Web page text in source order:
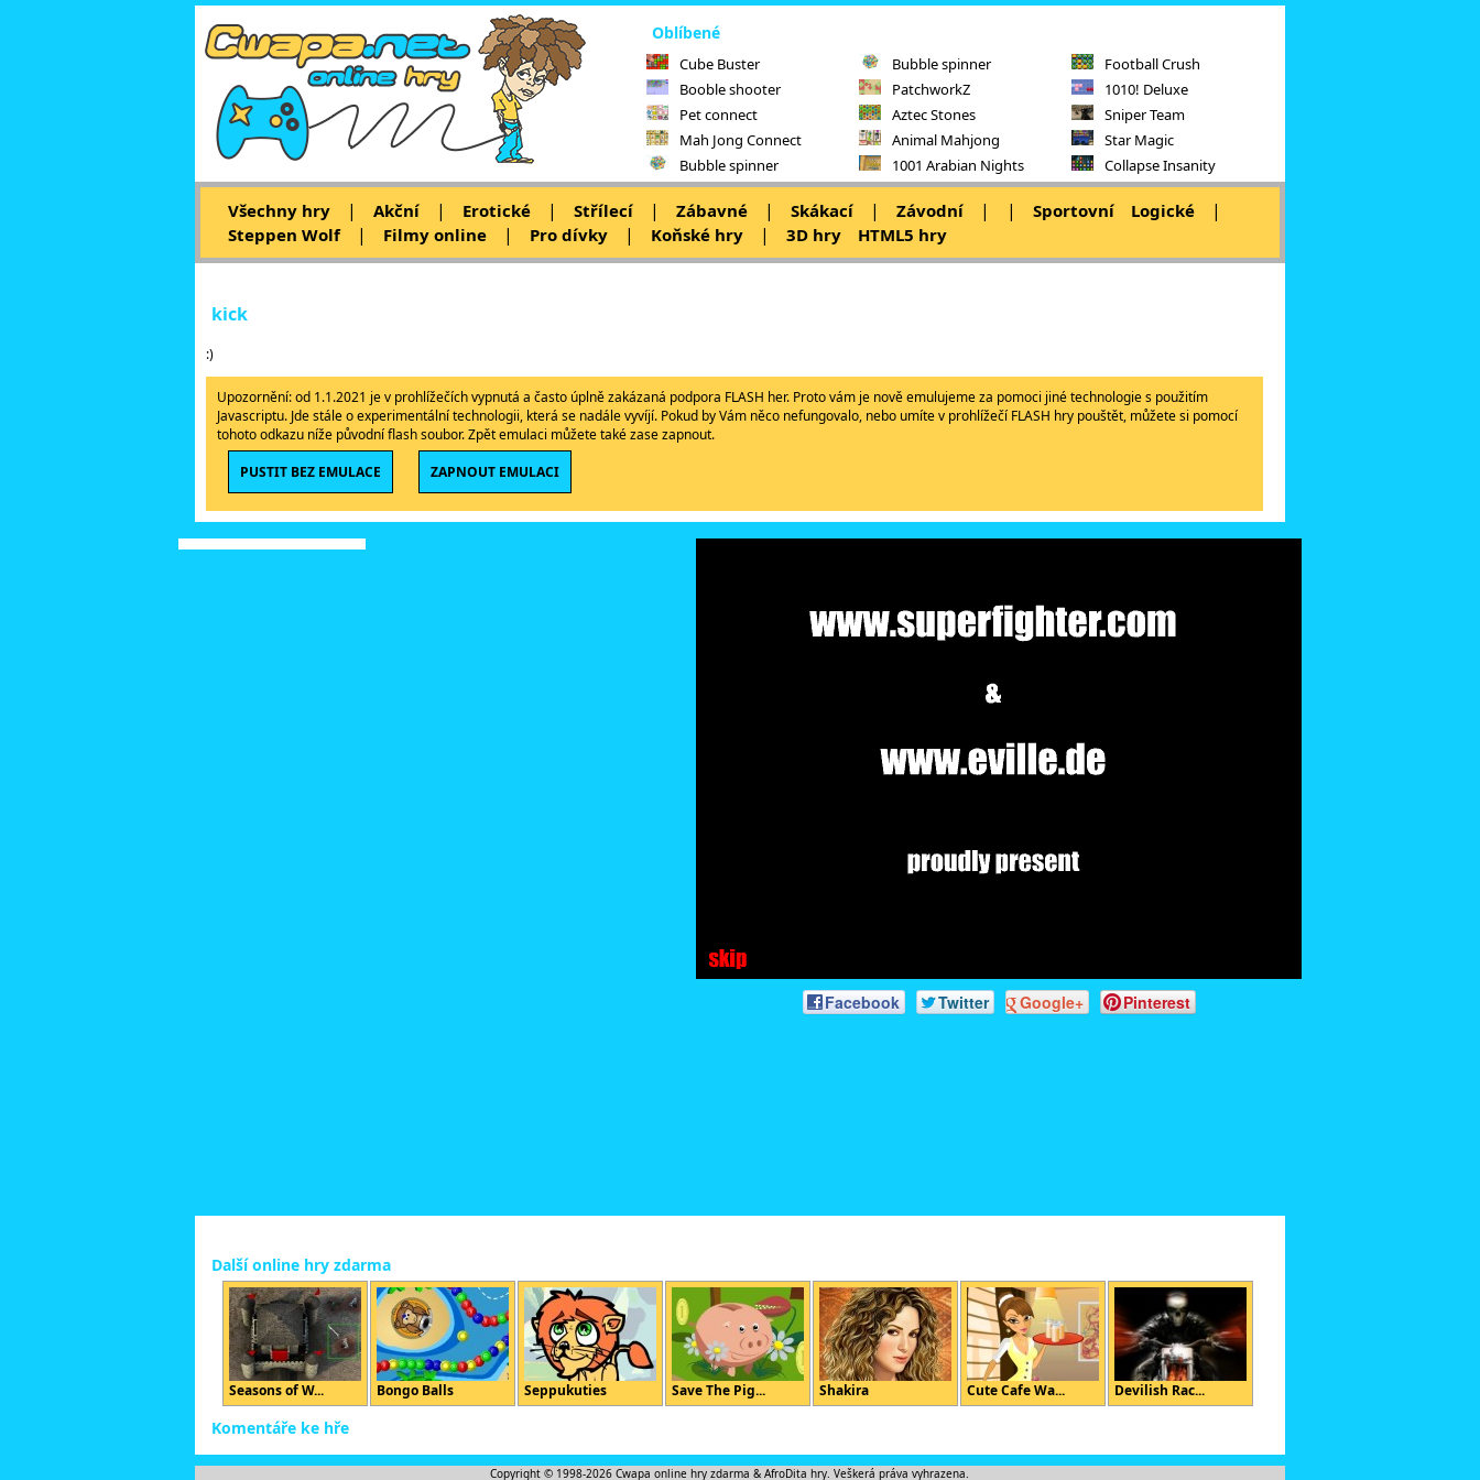
Oblíbené
Cube Buster
Booble shooter
Pet connect
Mah Jong Connect
Bubble spinner
Bubble spinner
PatchworkZ
Aztec Stones
Animal Mahjong
1001 Arabian Nights
Football Crush
1010! Deluxe
Sniper Team
Star Magic
Collapse Insanity
Všechny hry | Akční | Erotické | Střílecí | Zábavné | Skákací | Závodní | | Sportovní Logické |
Steppen Wolf | Filmy online | Pro dívky | Koňské hry | 3D hry HTML5 hry
kick
:)
Upozornění: od 1.1.2021 je v prohlížečích vypnutá a často úplně zakázaná podpora FLASH her. Proto vám je nově emulujeme za pomoci jiné technologie s použitím
Javascriptu. Jde stále o experimentální technologii, která se nadále vyvíjí. Pokud by Vám něco nefungovalo, nebo umíte v prohlížečí FLASH hry pouštět, můžete si pomocí
tohoto odkazu níže původní flash soubor. Zpět emulaci můžete také zase zapnout.
PUSTIT BEZ EMULACE
ZAPNOUT EMULACI
Facebook Twitter Google+ Pinterest
Další online hry zdarma
Seasons of W... Bongo Balls Seppukuties Save The Pig... Shakira Cute Cafe Wa... Devilish Rac...
Komentáře ke hře
Copyright © 1998-2026 Cwapa online hry zdarma & AfroDita hry. Veškerá práva vyhrazena.